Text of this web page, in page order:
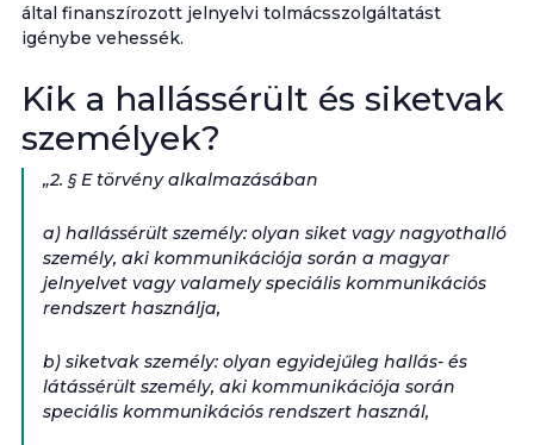
által finanszírozott jelnyelvi tolmácsszolgáltatást
igénybe vehessék.
Kik a hallássérült és siketvak
személyek?
„2. § E törvény alkalmazásában
a) hallássérült személy: olyan siket vagy nagyothalló
személy, aki kommunikációja során a magyar
jelnyelvet vagy valamely speciális kommunikációs
rendszert használja,
b) siketvak személy: olyan egyidejűleg hallás- és
látássérült személy, aki kommunikációja során
speciális kommunikációs rendszert használ,